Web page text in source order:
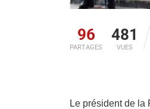
96
PARTAGES
481
VUES
Le président de la